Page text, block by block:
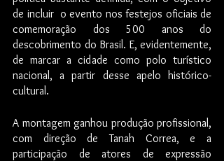
de incluir  o evento nos festejos oficiais de
comemoração dos 500 anos do
descobrimento do Brasil. E, evidentemente,
de marcar a cidade como polo turístico
nacional, a partir desse apelo histórico-
cultural.
A montagem ganhou produção profissional,
com direção de Tanah Correa, e a
participação de atores de expressão